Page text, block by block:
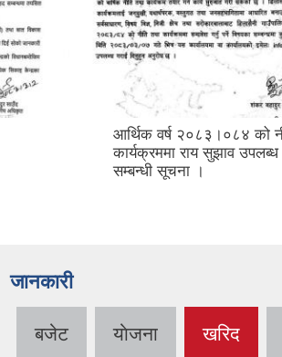
आर्थिक वर्ष २०८३।०८४ को
कार्यक्रममा राय सुझाव
सम्बन्धी सूचना ।
जानकारी
बजेट याेजना खरिद
(active